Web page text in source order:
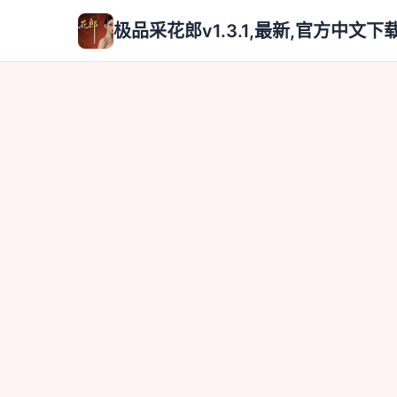
极品采花郎v1.3.1,最新,官方中文下